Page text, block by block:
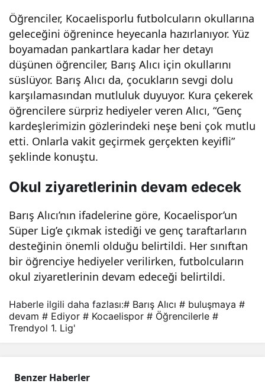
Öğrenciler, Kocaelisporlu futbolcuların okullarına
geleceğini öğrenince heyecanla hazırlanıyor. Yüz
boyamadan pankartlara kadar her detayı
düşünen öğrenciler, Barış Alıcı için okullarını
süslüyor. Barış Alıcı da, çocukların sevgi dolu
karşılamasından mutluluk duyuyor. Kura çekerek
öğrencilere sürpriz hediyeler veren Alıcı, “Genç
kardeşlerimizin gözlerindeki neşe beni çok mutlu
etti. Onlarla vakit geçirmek gerçekten keyifli”
şeklinde konuştu.
Okul ziyaretlerinin devam edecek
Barış Alıcı’nın ifadelerine göre, Kocaelispor’un
Süper Lig’e çıkmak istediği ve genç taraftarların
desteğinin önemli olduğu belirtildi. Her sınıftan
bir öğrenciye hediyeler verilirken, futbolcuların
okul ziyaretlerinin devam edeceği belirtildi.
Haberle ilgili daha fazlası:# Barış Alıcı # buluşmaya #
devam # Ediyor # Kocaelispor # Öğrencilerle #
Trendyol 1. Lig'
Benzer Haberler